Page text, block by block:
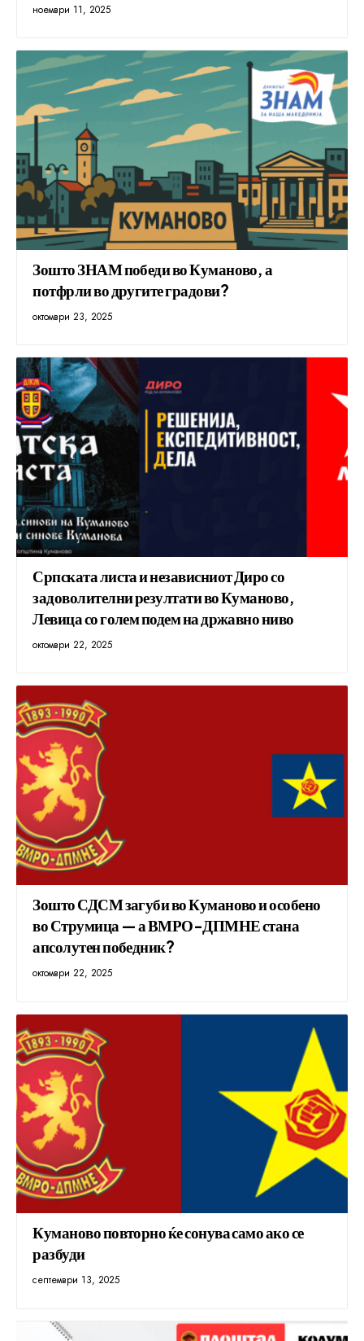
ноември 11, 2025
Зошто ЗНАМ победи во Куманово, а
потфрли во другите градови?
октомври 23, 2025
Српската листа и независниот Диро со
задоволителни резултати во Куманово,
Левица со голем подем на државно ниво
октомври 22, 2025
Зошто СДСМ загуби во Куманово и особено
во Струмица — а ВМРО-ДПМНЕ стана
апсолутен победник?
октомври 22, 2025
Куманово повторно ќе сонува само ако се
разбуди
септември 13, 2025